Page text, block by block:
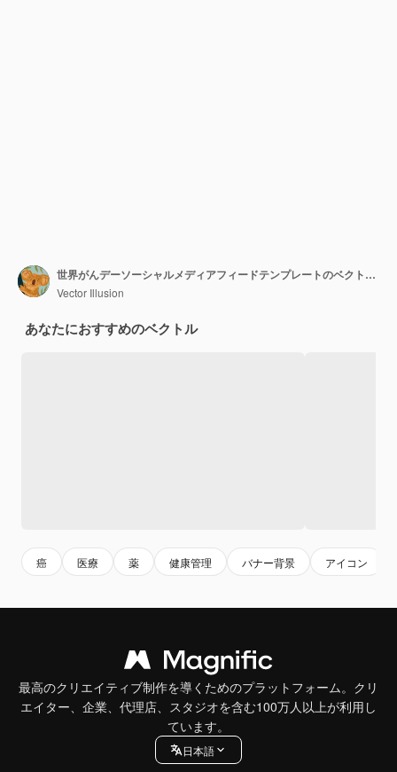
世界がんデーソーシャルメディアフィードテンプレートのベクトルイラスト
Vector Illusion
あなたにおすすめのベクトル
癌 医療 薬 健康管理 バナー背景 アイコン
最高のクリエイティブ制作を導くためのプラットフォーム。クリ
エイター、企業、代理店、スタジオを含む100万人以上が利用し
ています。
日本語